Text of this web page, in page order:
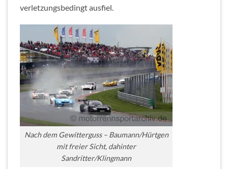
verletzungsbedingt ausfiel.
Nach dem Gewitterguss – Baumann/Hürtgen
mit freier Sicht, dahinter
Sandritter/Klingmann